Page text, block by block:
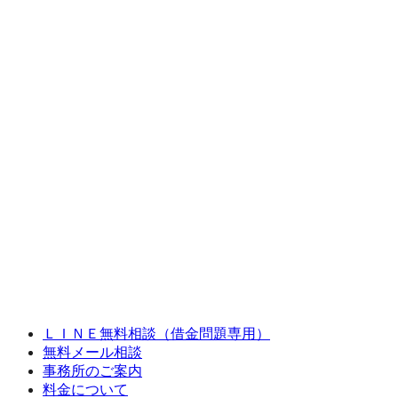
ＬＩＮＥ無料相談（借金問題専用）
無料メール相談
事務所のご案内
料金について